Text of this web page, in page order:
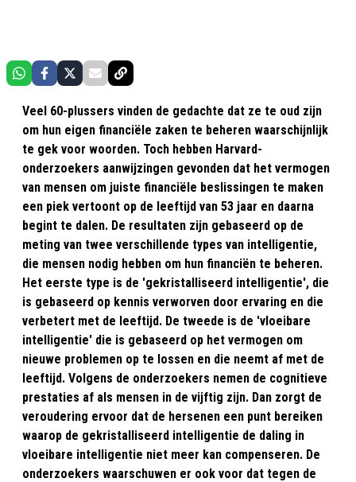
Veel 60-plussers vinden de gedachte dat ze te oud zijn
om hun eigen financiële zaken te beheren waarschijnlijk
te gek voor woorden. Toch hebben Harvard-
onderzoekers aanwijzingen gevonden dat het vermogen
van mensen om juiste financiële beslissingen te maken
een piek vertoont op de leeftijd van 53 jaar en daarna
begint te dalen. De resultaten zijn gebaseerd op de
meting van twee verschillende types van intelligentie,
die mensen nodig hebben om hun financiën te beheren.
Het eerste type is de 'gekristalliseerd intelligentie', die
is gebaseerd op kennis verworven door ervaring en die
verbetert met de leeftijd. De tweede is de 'vloeibare
intelligentie' die is gebaseerd op het vermogen om
nieuwe problemen op te lossen en die neemt af met de
leeftijd. Volgens de onderzoekers nemen de cognitieve
prestaties af als mensen in de vijftig zijn. Dan zorgt de
veroudering ervoor dat de hersenen een punt bereiken
waarop de gekristalliseerd intelligentie de daling in
vloeibare intelligentie niet meer kan compenseren. De
onderzoekers waarschuwen er ook voor dat tegen de